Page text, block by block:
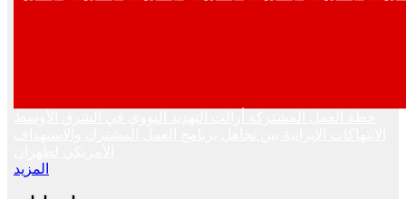
المزيد